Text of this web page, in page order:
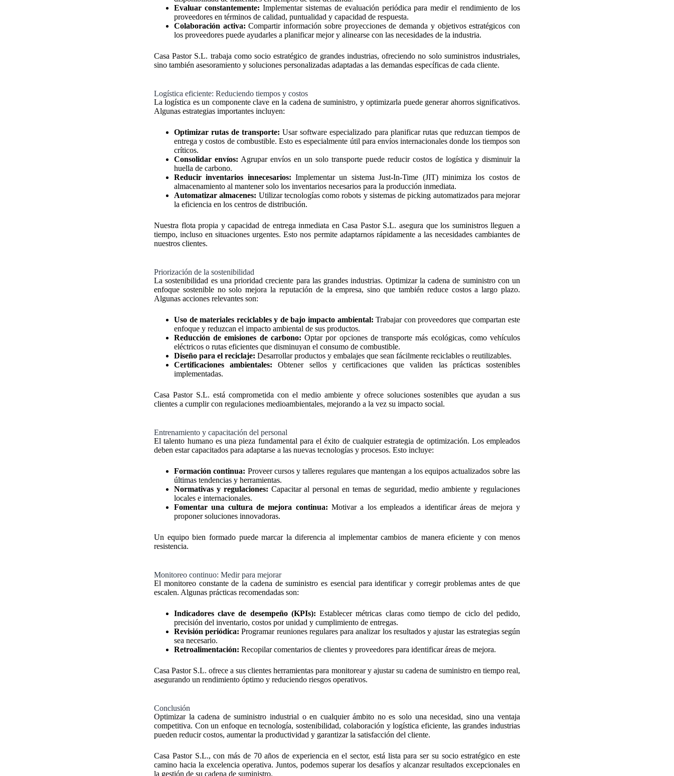
Evaluar constantemente: Implementar sistemas de evaluación periódica para medir el rendimiento de los
proveedores en términos de calidad, puntualidad y capacidad de respuesta.
Colaboración activa: Compartir información sobre proyecciones de demanda y objetivos estratégicos con
los proveedores puede ayudarles a planificar mejor y alinearse con las necesidades de la industria.
Casa Pastor S.L. trabaja como socio estratégico de grandes industrias, ofreciendo no solo suministros industriales,
sino también asesoramiento y soluciones personalizadas adaptadas a las demandas específicas de cada cliente.
Logística eficiente: Reduciendo tiempos y costos
La logística es un componente clave en la cadena de suministro, y optimizarla puede generar ahorros significativos.
Algunas estrategias importantes incluyen:
Optimizar rutas de transporte: Usar software especializado para planificar rutas que reduzcan tiempos de
entrega y costos de combustible. Esto es especialmente útil para envíos internacionales donde los tiempos son
críticos.
Consolidar envíos: Agrupar envíos en un solo transporte puede reducir costos de logística y disminuir la
huella de carbono.
Reducir inventarios innecesarios: Implementar un sistema Just-In-Time (JIT) minimiza los costos de
almacenamiento al mantener solo los inventarios necesarios para la producción inmediata.
Automatizar almacenes: Utilizar tecnologías como robots y sistemas de picking automatizados para mejorar
la eficiencia en los centros de distribución.
Nuestra flota propia y capacidad de entrega inmediata en Casa Pastor S.L. asegura que los suministros lleguen a
tiempo, incluso en situaciones urgentes. Esto nos permite adaptarnos rápidamente a las necesidades cambiantes de
nuestros clientes.
Priorización de la sostenibilidad
La sostenibilidad es una prioridad creciente para las grandes industrias. Optimizar la cadena de suministro con un
enfoque sostenible no solo mejora la reputación de la empresa, sino que también reduce costos a largo plazo.
Algunas acciones relevantes son:
Uso de materiales reciclables y de bajo impacto ambiental: Trabajar con proveedores que compartan este
enfoque y reduzcan el impacto ambiental de sus productos.
Reducción de emisiones de carbono: Optar por opciones de transporte más ecológicas, como vehículos
eléctricos o rutas eficientes que disminuyan el consumo de combustible.
Diseño para el reciclaje: Desarrollar productos y embalajes que sean fácilmente reciclables o reutilizables.
Certificaciones ambientales: Obtener sellos y certificaciones que validen las prácticas sostenibles
implementadas.
Casa Pastor S.L. está comprometida con el medio ambiente y ofrece soluciones sostenibles que ayudan a sus
clientes a cumplir con regulaciones medioambientales, mejorando a la vez su impacto social.
Entrenamiento y capacitación del personal
El talento humano es una pieza fundamental para el éxito de cualquier estrategia de optimización. Los empleados
deben estar capacitados para adaptarse a las nuevas tecnologías y procesos. Esto incluye:
Formación continua: Proveer cursos y talleres regulares que mantengan a los equipos actualizados sobre las
últimas tendencias y herramientas.
Normativas y regulaciones: Capacitar al personal en temas de seguridad, medio ambiente y regulaciones
locales e internacionales.
Fomentar una cultura de mejora continua: Motivar a los empleados a identificar áreas de mejora y
proponer soluciones innovadoras.
Un equipo bien formado puede marcar la diferencia al implementar cambios de manera eficiente y con menos
resistencia.
Monitoreo continuo: Medir para mejorar
El monitoreo constante de la cadena de suministro es esencial para identificar y corregir problemas antes de que
escalen. Algunas prácticas recomendadas son:
Indicadores clave de desempeño (KPIs): Establecer métricas claras como tiempo de ciclo del pedido,
precisión del inventario, costos por unidad y cumplimiento de entregas.
Revisión periódica: Programar reuniones regulares para analizar los resultados y ajustar las estrategias según
sea necesario.
Retroalimentación: Recopilar comentarios de clientes y proveedores para identificar áreas de mejora.
Casa Pastor S.L. ofrece a sus clientes herramientas para monitorear y ajustar su cadena de suministro en tiempo real,
asegurando un rendimiento óptimo y reduciendo riesgos operativos.
Conclusión
Optimizar la cadena de suministro industrial o en cualquier ámbito no es solo una necesidad, sino una ventaja
competitiva. Con un enfoque en tecnología, sostenibilidad, colaboración y logística eficiente, las grandes industrias
pueden reducir costos, aumentar la productividad y garantizar la satisfacción del cliente.
Casa Pastor S.L., con más de 70 años de experiencia en el sector, está lista para ser su socio estratégico en este
camino hacia la excelencia operativa. Juntos, podemos superar los desafíos y alcanzar resultados excepcionales en
la gestión de su cadena de suministro.